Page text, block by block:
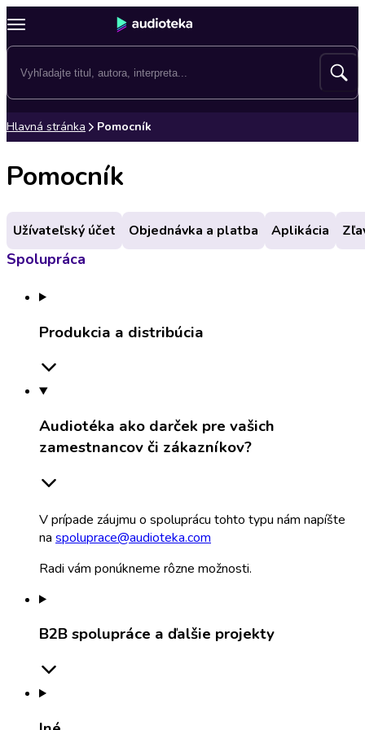
Hlavná stránka Pomocník
Pomocník
Užívateľský účet Objednávka a platba Aplikácia
Spolupráca
Produkcia a distribúcia
Audiotéka ako darček pre vašich
zamestnancov či zákazníkov?
V prípade záujmu o spoluprácu tohto typu nám napíšte
na spoluprace@audioteka.com
Radi vám ponúkneme rôzne možnosti.
B2B spolupráce a ďalšie projekty